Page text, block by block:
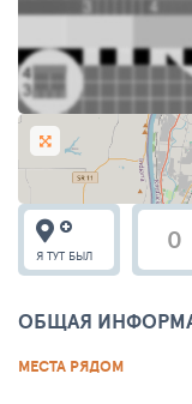
0
Я ТУТ БЫЛ
ОБЩАЯ
МЕСТА РЯДОМ